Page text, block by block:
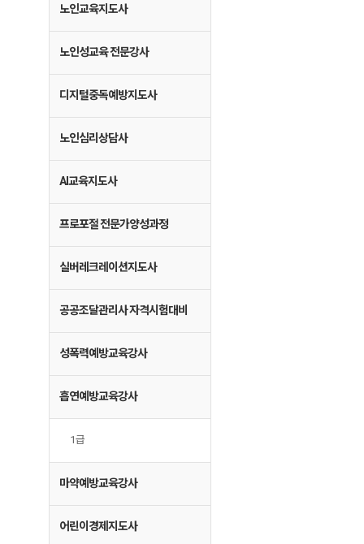
노인교육지도사
노인성교육 전문강사
디지털중독예방지도사
노인심리상담사
AI교육지도사
프로포절 전문가양성과정
실버레크레이션지도사
공공조달관리사 자격시험대비
성폭력예방교육강사
흡연예방교육강사
1급
마약예방교육강사
어린이경제지도사